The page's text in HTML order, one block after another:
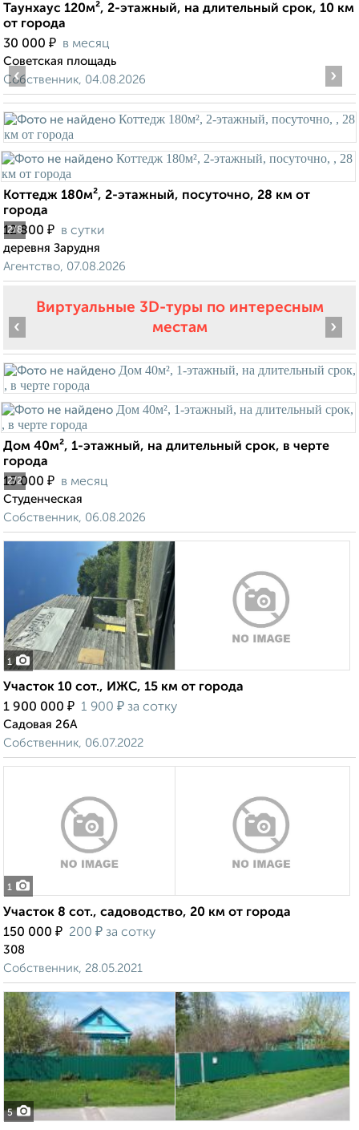
Таунхаус 120м², 2-этажный, на длительный срок, 10 км
от города
30 000 ₽ в месяц
Советская площадь
Собственник, 04.08.2026
2/8
‹ ›
Коттедж 180м², 2-этажный, посуточно, 28 км от
города
12 800 ₽ в сутки
деревня Зарудня
Агентство, 07.08.2026
Виртуальные 3D-туры по интересным
местам
2/2
‹ ›
Дом 40м², 1-этажный, на длительный срок, в черте
города
15 000 ₽ в месяц
Студенческая
Собственник, 06.08.2026
1
Участок 10 сот., ИЖС, 15 км от города
1 900 000 ₽ 1 900 ₽ за сотку
Садовая 26А
Собственник, 06.07.2022
1
Участок 8 сот., садоводство, 20 км от города
150 000 ₽ 200 ₽ за сотку
308
Собственник, 28.05.2021
5